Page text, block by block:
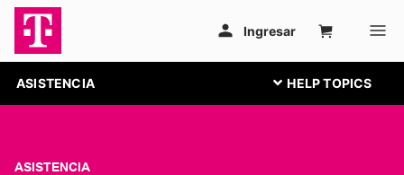
ASISTENCIA
ASISTENCIA